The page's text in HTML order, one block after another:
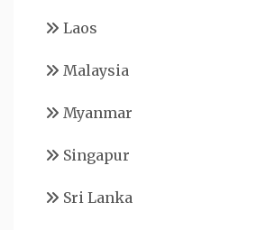
Laos
Malaysia
Myanmar
Singapur
Sri Lanka